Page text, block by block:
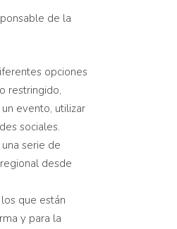
de la
opciones
restringido,
evento, utilizar
sociales.
serie de
desde
que están
y para la